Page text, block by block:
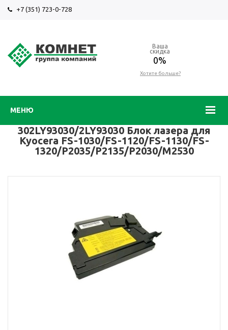
+7 (351) 723-0-728
МЕНЮ
Ваша
скидка
0%
Хотите больше?
302LY93030/2LY93030 Блок лазера для
Kyocera FS-1030/FS-1120/FS-1130/FS-
1320/P2035/P2135/P2030/M2530